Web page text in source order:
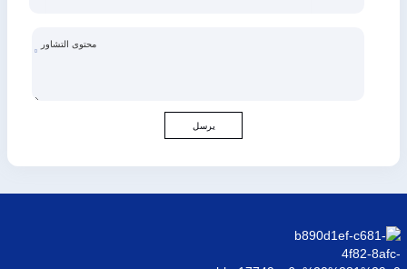
محتوى التشاور
يرسل